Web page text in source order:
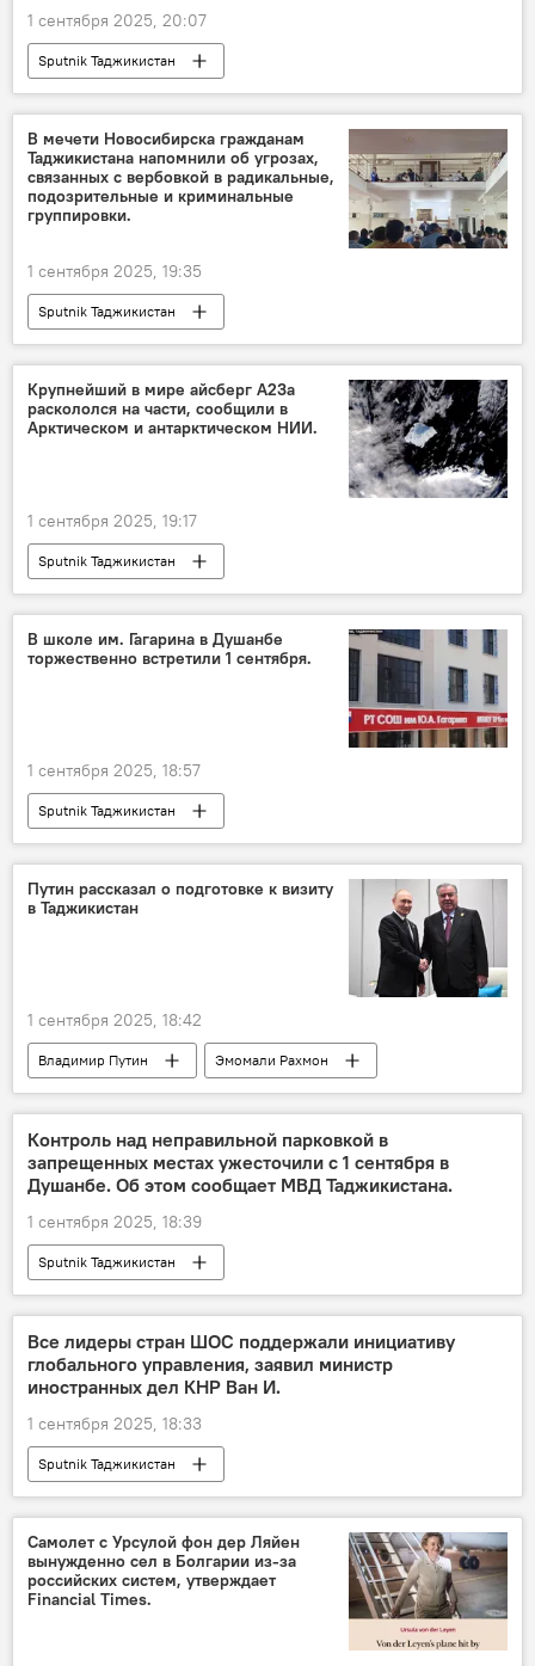
1 сентября 2025, 20:07
Sputnik Таджикистан
В мечети Новосибирска гражданам
Таджикистана напомнили об угрозах,
связанных с вербовкой в радикальные,
подозрительные и криминальные
группировки.
1 сентября 2025, 19:35
Sputnik Таджикистан
Крупнейший в мире айсберг А23а
раскололся на части, сообщили в
Арктическом и антарктическом НИИ.
1 сентября 2025, 19:17
Sputnik Таджикистан
В школе им. Гагарина в Душанбе
торжественно встретили 1 сентября.
1 сентября 2025, 18:57
Sputnik Таджикистан
Путин рассказал о подготовке к визиту
в Таджикистан
1 сентября 2025, 18:42
Владимир Путин
Эмомали Рахмон
Китай
ШОС
переговоры
Визит Путина в Таджикистан
Визит Владимира Путина в Таджикистан
Контроль над неправильной парковкой в
запрещенных местах ужесточили с 1 сентября в
Душанбе. Об этом сообщает МВД Таджикистана.
1 сентября 2025, 18:39
Sputnik Таджикистан
Все лидеры стран ШОС поддержали инициативу
глобального управления, заявил министр
иностранных дел КНР Ван И.
1 сентября 2025, 18:33
Sputnik Таджикистан
Самолет с Урсулой фон дер Ляйен
вынужденно сел в Болгарии из-за
российских систем, утверждает
Financial Times.